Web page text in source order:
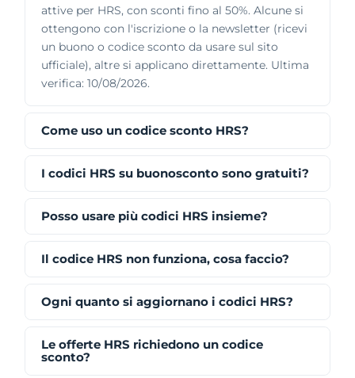
attive per HRS, con sconti fino al 50%. Alcune si
ottengono con l'iscrizione o la newsletter (ricevi
un buono o codice sconto da usare sul sito
ufficiale), altre si applicano direttamente. Ultima
verifica: 10/08/2026.
Come uso un codice sconto HRS?
I codici HRS su buonosconto sono gratuiti?
Posso usare più codici HRS insieme?
Il codice HRS non funziona, cosa faccio?
Ogni quanto si aggiornano i codici HRS?
Le offerte HRS richiedono un codice
sconto?